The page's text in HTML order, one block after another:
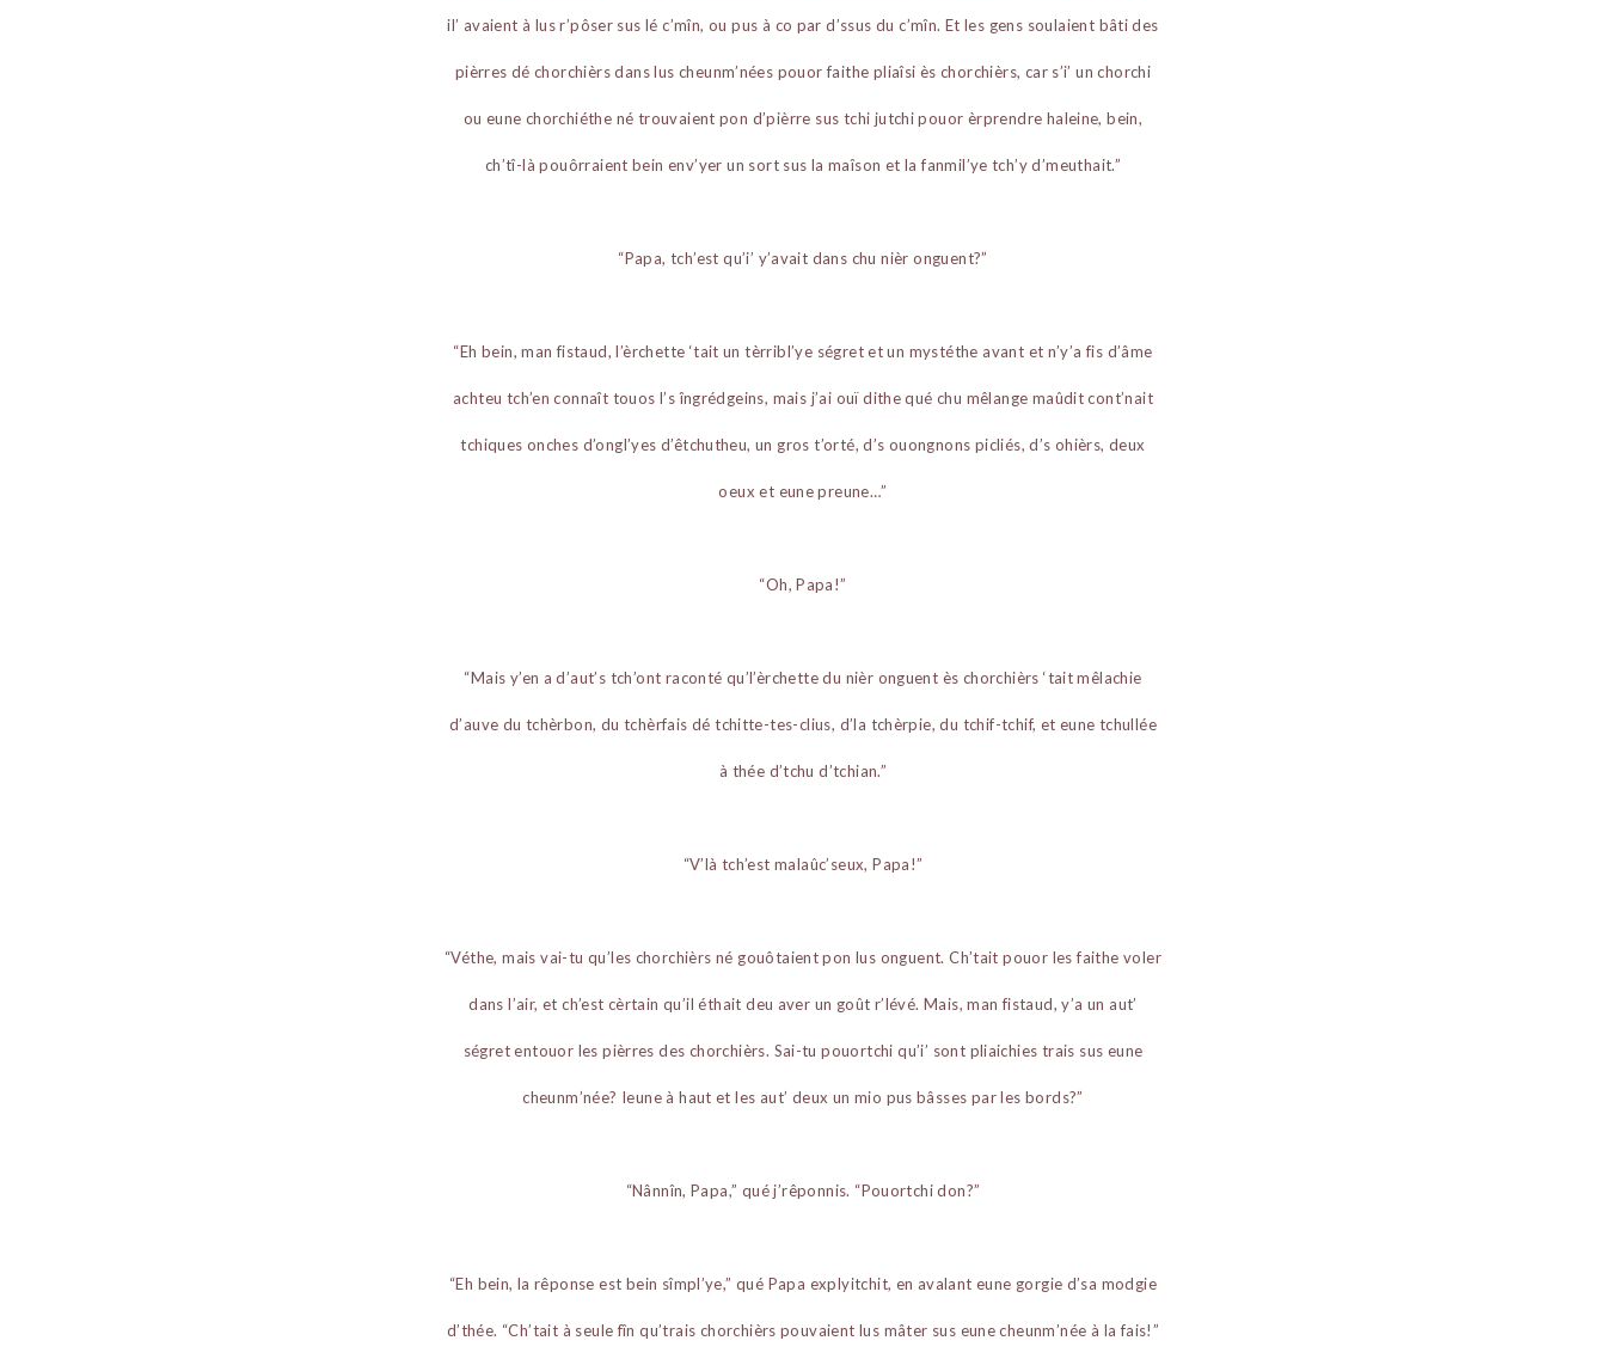
il’ avaient à lus r’pôser sus lé c’mîn, ou pus à co par d’ssus du c’mîn. Et les gens soulaient bâti des
pièrres dé chorchièrs dans lus cheunm’nées pouor faithe pliaîsi ès chorchièrs, car s’i’ un chorchi
ou eune chorchiéthe né trouvaient pon d’pièrre sus tchi jutchi pouor èrprendre haleine, bein,
ch’tî-là pouôrraient bein env’yer un sort sus la maîson et la fanmil’ye tch’y d’meuthait.”
“Papa, tch’est qu’i’ y’avait dans chu nièr onguent?”
“Eh bein, man fistaud, l’èrchette ‘tait un tèrribl’ye ségret et un mystéthe avant et n’y’a fis d’âme
achteu tch’en connaît touos l’s îngrédgeins, mais j’ai ouï dithe qué chu mêlange maûdit cont’nait
tchiques onches d’ongl’yes d’êtchutheu, un gros t’orté, d’s ouongnons picliés, d’s ohièrs, deux
oeux et eune preune…”
“Oh, Papa!”
“Mais y’en a d’aut’s tch’ont raconté qu’l’èrchette du nièr onguent ès chorchièrs ‘tait mêlachie
d’auve du tchèrbon, du tchèrfais dé tchitte-tes-clius, d’la tchèrpie, du tchif-tchif, et eune tchullée
à thée d’tchu d’tchian.”
“V’là tch’est malaûc’seux, Papa!”
“Véthe, mais vai-tu qu’les chorchièrs né gouôtaient pon lus onguent. Ch’tait pouor les faithe voler
dans l’air, et ch’est cèrtain qu’il éthait deu aver un goût r’lévé. Mais, man fistaud, y’a un aut’
ségret entouor les pièrres des chorchièrs. Sai-tu pouortchi qu’i’ sont pliaichies trais sus eune
cheunm’née? Ieune à haut et les aut’ deux un mio pus bâsses par les bords?”
“Nânnîn, Papa,” qué j’rêponnis. “Pouortchi don?”
“Eh bein, la rêponse est bein sîmpl’ye,” qué Papa explyitchit, en avalant eune gorgie d’sa modgie
d’thée. “Ch’tait à seule fîn qu’trais chorchièrs pouvaient lus mâter sus eune cheunm’née à la fais!”